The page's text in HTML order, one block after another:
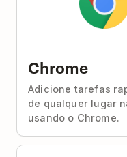
Chrome
Adicione tarefas
de qualquer lugar
usando o Chrome.